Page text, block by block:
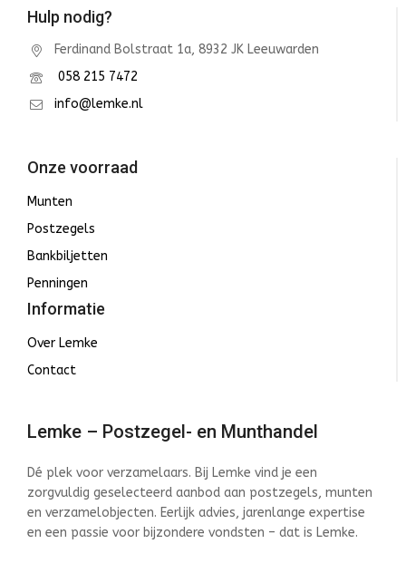
Hulp nodig?
Ferdinand Bolstraat 1a, 8932 JK Leeuwarden
058 215 7472
info@lemke.nl
Onze voorraad
Munten
Postzegels
Bankbiljetten
Penningen
Informatie
Over Lemke
Contact
Lemke – Postzegel- en Munthandel
Dé plek voor verzamelaars. Bij Lemke vind je een
zorgvuldig geselecteerd aanbod aan postzegels, munten
en verzamelobjecten. Eerlijk advies, jarenlange expertise
en een passie voor bijzondere vondsten – dat is Lemke.